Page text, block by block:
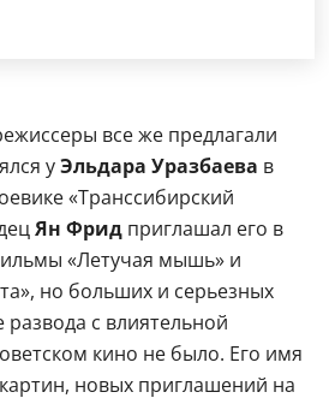
все же предлагали
уЭльдара Уразбаева в
«Транссибирский
Ян Фрид приглашал его в
«Летучая мышь» и
но больших и серьезных
развода с влиятельной
кино не было. Его имя
новых приглашений на